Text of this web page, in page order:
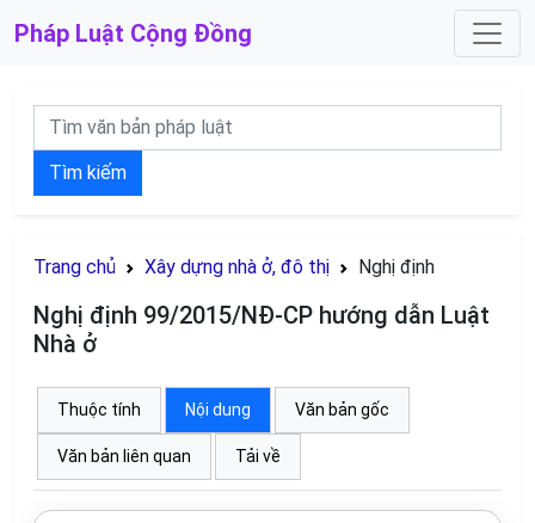
Pháp Luật Cộng Đồng
Tìm kiếm
Trang chủ Xây dựng nhà ở, đô thị Nghị định
Nghị định 99/2015/NĐ-CP hướng dẫn Luật
Nhà ở
Thuộc tính Nội dung Văn bản gốc
Văn bản liên quan Tải về